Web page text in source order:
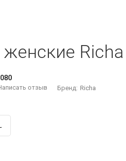
Richa
отзыв Бренд: Richa